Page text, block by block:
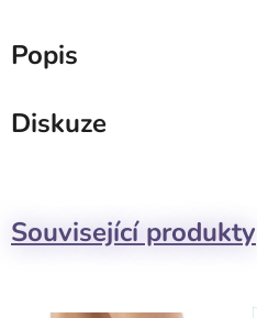
Popis
Diskuze
Související produkty